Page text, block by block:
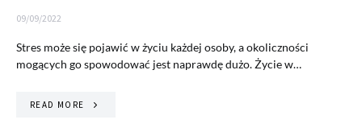
09/09/2022
Stres może się pojawić w życiu każdej osoby, a okoliczności
mogących go spowodować jest naprawdę dużo. Życie w…
READ MORE